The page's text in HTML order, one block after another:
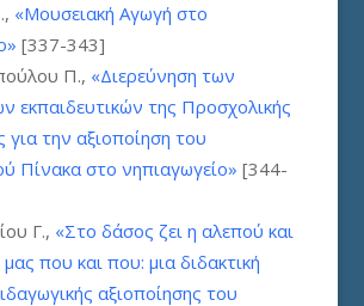
«Μουσειακή Αγωγή στο
[337-343]
Π., «Διερεύνηση των
εκπαιδευτικών της Προσχολικής
για την αξιοποίηση του
Πίνακα στο νηπιαγωγείο» [344-
Γ., «Στο δάσος ζει η αλεπού και
που και που: μια διδακτική
αξιοποίησης του